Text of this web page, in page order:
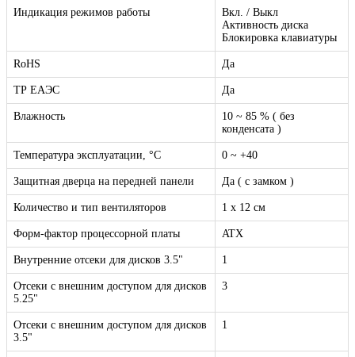
Индикация режимов работы
Вкл. / Выкл
Активность диска
Блокировка клавиатуры
RoHS Да
ТР EAЭC Да
Влажность
10 ~ 85 % ( без
конденсата )
Температура эксплуатации, °C 0 ~ +40
Защитная дверца на передней панели Да ( с замком )
Количество и тип вентиляторов 1 x 12 см
Форм-фактор процессорной платы ATX
Внутренние отсеки для дисков 3.5" 1
Отсеки с внешним доступом для дисков
5.25"
3
Отсеки с внешним доступом для дисков
3.5"
1